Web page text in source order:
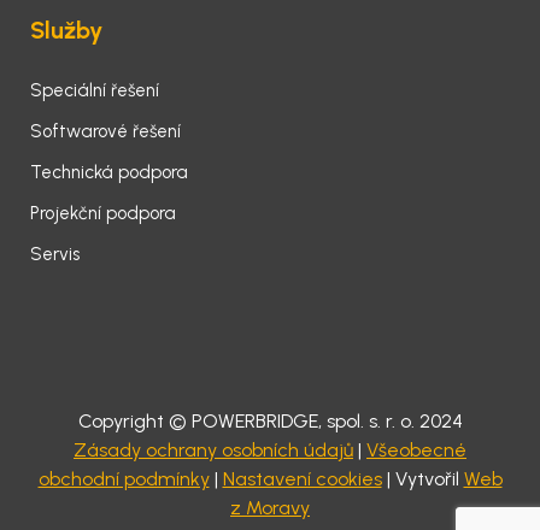
Služby
Speciální řešení
Softwarové řešení
Technická podpora
Projekční podpora
Servis
Copyright © POWERBRIDGE, spol. s. r. o. 2024
Zásady ochrany osobních údajů | Všeobecné
obchodní podmínky| Nastavení cookies| Vytvořil Web
z Moravy